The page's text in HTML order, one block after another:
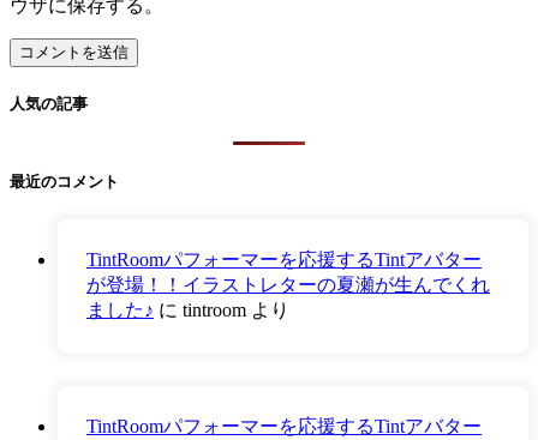
ウザに保存する。
人気の記事
最近のコメント
TintRoomパフォーマーを応援するTintアバター
が登場！！イラストレターの夏瀬が生んでくれ
ました♪ に tintroom より
TintRoomパフォーマーを応援するTintアバター